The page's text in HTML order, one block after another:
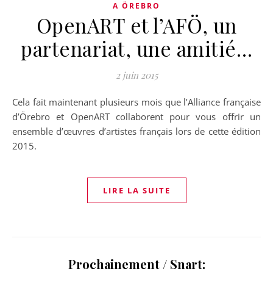
A ÖREBRO
OpenART et l’AFÖ, un
partenariat, une amitié…
2 juin 2015
Cela fait maintenant plusieurs mois que l’Alliance française
d’Örebro et OpenART collaborent pour vous offrir un
ensemble d’œuvres d’artistes français lors de cette édition
2015.
LIRE LA SUITE
Prochainement / Snart: